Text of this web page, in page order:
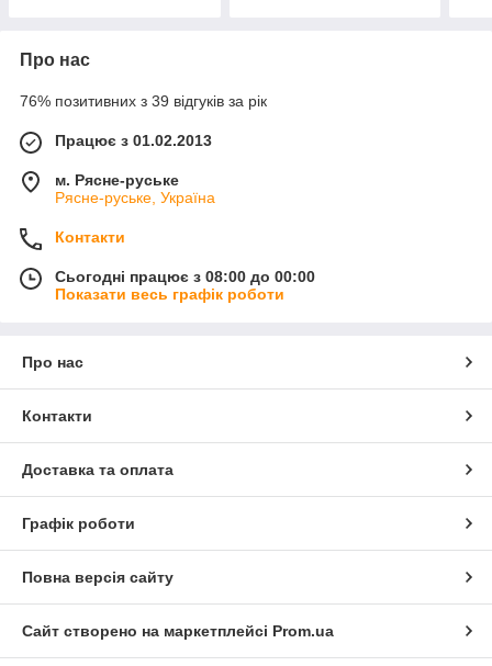
Про нас
76% позитивних з 39 відгуків за рік
Працює з 01.02.2013
м. Рясне-руське
Рясне-руське, Україна
Контакти
Сьогодні працює з 08:00 до 00:00
Показати весь графік роботи
Про нас
Контакти
Доставка та оплата
Графік роботи
Повна версія сайту
Сайт створено на маркетплейсі Prom.ua